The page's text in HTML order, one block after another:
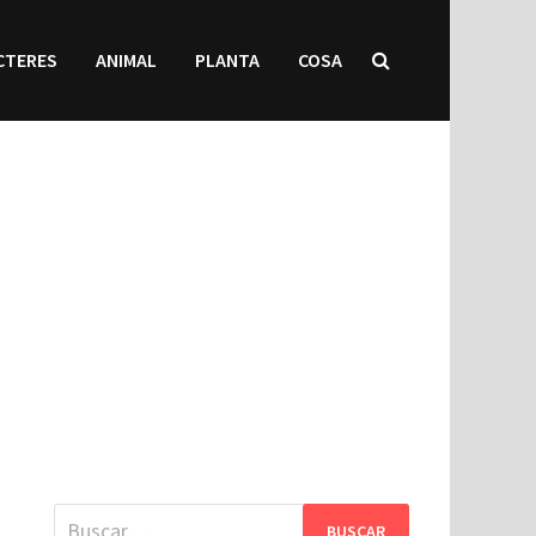
ANIMAL PLANTA COSA
Buscar: